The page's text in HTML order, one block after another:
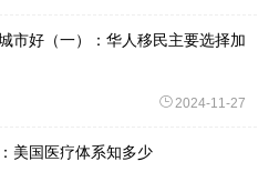
市好（一）：华人移民主要选择加
2024-11-27
美国医疗体系知多少